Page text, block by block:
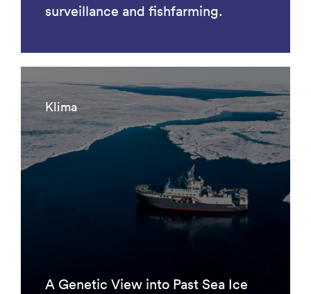
surveillance and fishfarming.
Klima
A Genetic View into Past Sea Ice